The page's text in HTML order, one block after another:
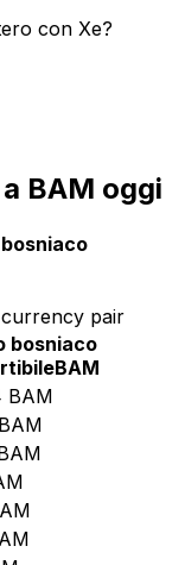
con Xe?
BAM oggi
pair
bosniaco
BAM
BAM
BAM